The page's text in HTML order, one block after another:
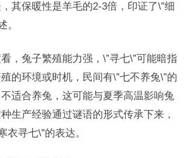
其保暖性是羊毛的2-3倍，印证了\”细
。
，兔子繁殖能力强，\”寻七\”可能暗指
的环境或时机，民间有\”七不养兔\”的
适合养兔，这可能与夏季高温影响兔
生产经验通过谜语的形式传承下来，
衣寻七\”的表达。